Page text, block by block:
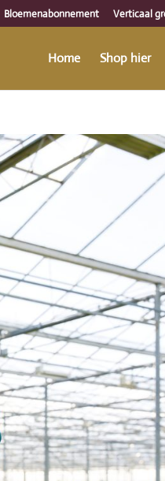
Bloemenabonnement Verticaal
Home Shop hier